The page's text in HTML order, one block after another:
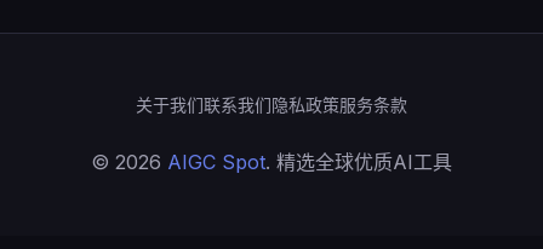
关于我们联系我们隐私政策服务条款
© 2026 AIGC Spot. 精选全球优质AI工具